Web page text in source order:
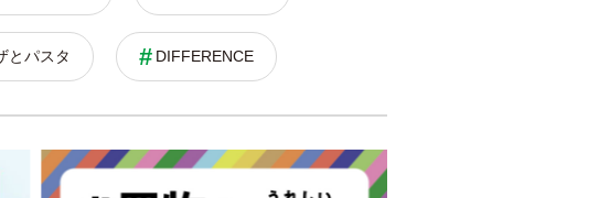
とパスタ DIFFERENCE